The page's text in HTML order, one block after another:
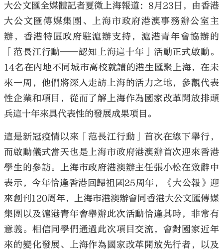
大公文匯全媒體記者夏微上海報道：8月23日，由香港
大公文匯傳媒集團、上海市政府港澳事務辦公室主
辦，香港特區政府駐滬辦支持，滬港青年會協辦的
「范長江行動——認知上海這十年」活動正式啟動。
14名在內地不同城市高校就讀的港生匯聚上海，在未
來一周，他們將深入走訪上海的活力之地，參觀代表
性企業和項目，從而了解上海作為國家改革開放排頭
兵這十年來具代表性的發展成果項目。
這是新冠疫情以來「范長江行動」首次在線下舉行，
而啟動儀式當天也是上海市政府港澳辦首次迎來香港
學生的參訪。上海市政府港澳辦主任張小松在致辭中
表示，今年恰逢香港回歸祖國25周年，《大公報》迎
來創刊120周年，上海市港澳辦會同香港大公文匯傳媒
集團以及滬港青年會舉辦此次活動恰逢其時，非常有
意義。相信同學們通過此次項目交流，會對國家近年
來的變化發展、上海作為國家改革開放先行者，以及